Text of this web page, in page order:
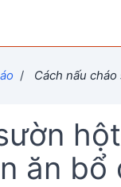
/ Cách nấu
ăn bổ